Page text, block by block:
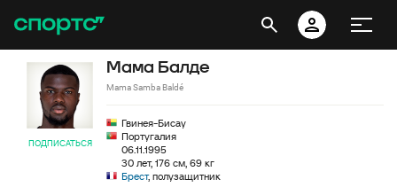
ПОДПИСАТЬСЯ
Мама Балде
Mama Samba Baldé
Гвинея-Бисау
Португалия
06.11.1995
30 лет, 176 см, 69 кг
Брест, полузащитник